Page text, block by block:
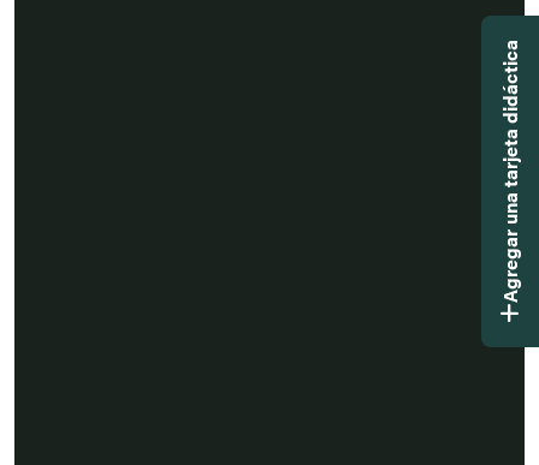
Agregar una tarjeta didáctica